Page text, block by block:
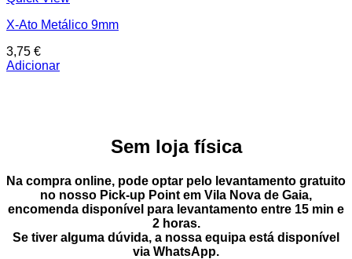
X-Ato Metálico 9mm
3,75 €
Adicionar
Sem loja física
Na compra online, pode optar pelo levantamento gratuito
no nosso Pick-up Point em Vila Nova de Gaia,
encomenda disponível para levantamento entre 15 min e
2 horas.
Se tiver alguma dúvida, a nossa equipa está disponível
via WhatsApp.